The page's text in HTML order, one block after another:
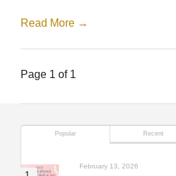
Read More →
Page 1 of 1
Popular Recent
February 13, 2026